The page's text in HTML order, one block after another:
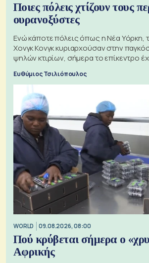
Ποιες πόλεις χτίζουν τους
ουρανοξύστες
Ενώ κάποτε πόλεις όπως η Νέα Υόρκη,
Χονγκ Κονγκ κυριαρχούσαν στην
ψηλών κτιρίων, σήμερα το επίκεντρο
Ευθύμιος Τσιλιόπουλος
WORLD 09.08.2026, 08:00
Πού κρύβεται σήμερα ο
Αφρικής